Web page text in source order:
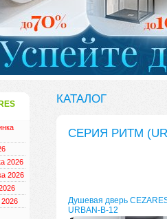
2026
2026
КАТАЛОГ
СЕРИЯ РИТМ
Душевая дверь
URBAN-B-12